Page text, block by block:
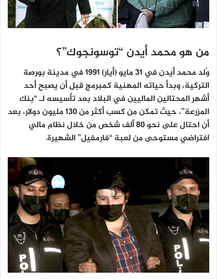
من هو محمد أيدن “توسونجوك”؟
وُلد محمد أيدن في 31 مايو (أيار) 1991 في مدينة بورصة
التركية، وبدأ حياته المهنية كمبرمج قبل أن يصبح أحد
أشهر المحتالين الماليين في البلاد بعد تأسيسه لـ “بنك
المزرعة”، حيث تمكن من كسب أكثر من 130 مليون دولار، بعد
أن احتال على نحو 80 ألف شخص من خلال نظام مالي
افتراضي مستوحى من لعبة “فارمفيل” الشهيرة.